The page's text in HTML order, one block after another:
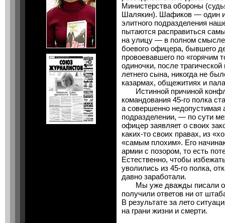
Министерства обороны
Шалякин). Шафиков — один
элитного подразделения
пытаются расправиться
на улицу — в полном смысле
боевого офицера, бывшего
провоевавшего по «горячим
одиночки, после
летнего сына, никогда не
казармах, общежитиях и
Истинной причиной
командования 45-го полка
а совершенно
подразделении, — по сути
офицер заявляет о своих
каких-то своих правах, из
«самым плохим». Его
армии с позором, то есть
Естественно, чтобы
уволились из 45-го полка,
давно заработали.
Мы уже дважды писали об
получили ответов ни от
В результате за лето
на грани жизни и смерти.